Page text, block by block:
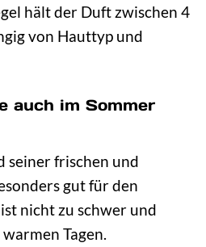
hält der Duft zwischen 4
von Hauttyp und
auch im Sommer
seiner frischen und
gut für den
nicht zu schwer und
Tagen.